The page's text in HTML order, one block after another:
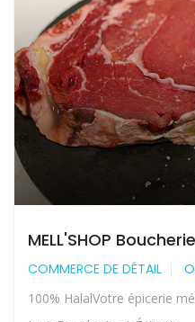
MELL'SHOP
COMMERCE DE DÉTAIL
100% HalalVotre épicerie